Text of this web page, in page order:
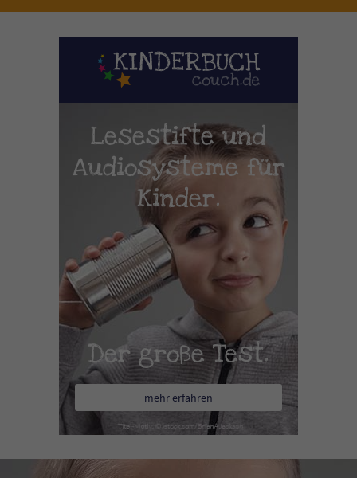
Lesestifte und
Audiosysteme für
Kinder.
Der große Test.
mehr erfahren